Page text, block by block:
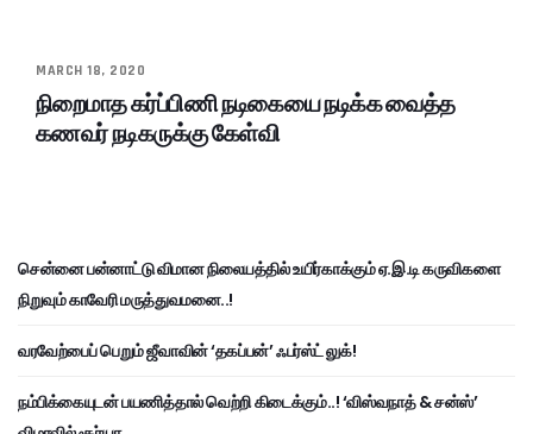
MARCH 18, 2020
நிறைமாத கர்ப்பிணி நடிகையை நடிக்க வைத்த
கணவர் நடிகருக்கு கேள்வி
சென்னை பன்னாட்டு விமான நிலையத்தில் உயிர்காக்கும் ஏ.இ.டி கருவிகளை
நிறுவும் காவேரி மருத்துவமனை..!
வரவேற்பைப் பெறும் ஜீவாவின் ‘தகப்பன்’ ஃபர்ஸ்ட் லுக்!
நம்பிக்கையுடன் பயணித்தால் வெற்றி கிடைக்கும்..! ‘விஸ்வநாத் & சன்ஸ்’